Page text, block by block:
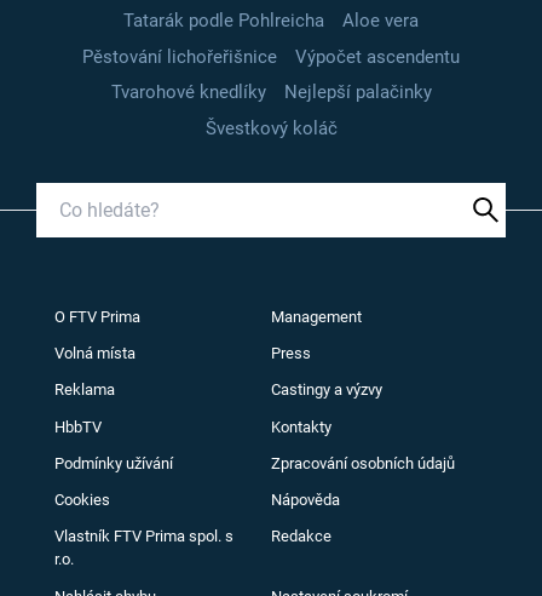
Tatarák podle Pohlreicha
Aloe vera
Pěstování lichořeřišnice
Výpočet ascendentu
Tvarohové knedlíky
Nejlepší palačinky
Švestkový koláč
O FTV Prima Management
Volná místa Press
Reklama Castingy a výzvy
HbbTV Kontakty
Podmínky užívání Zpracování osobních údajů
Cookies Nápověda
Vlastník FTV Prima spol. s
r.o.
Redakce